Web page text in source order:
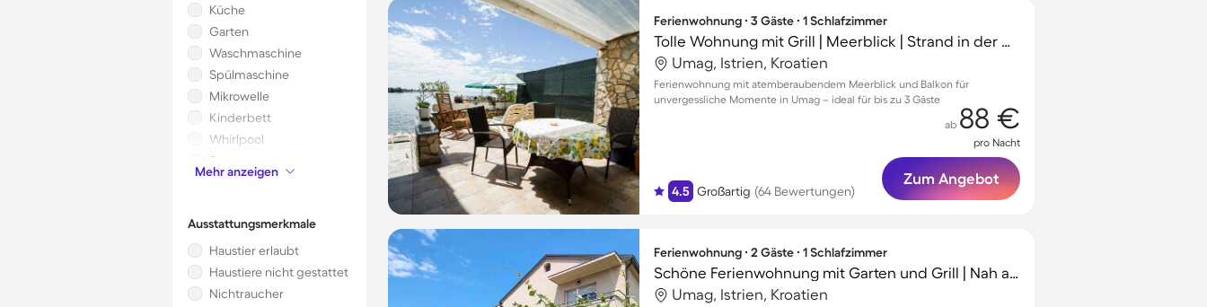
Küche
Garten
Waschmaschine
Spülmaschine
Mikrowelle
Kinderbett
Whirlpool
Sauna
Kamin/Ofen
Mehr anzeigen
Ausstattungsmerkmale
Haustier erlaubt
Haustiere nicht gestattet
Nichtraucher
Ferienwohnung ∙ 3 Gäste ∙ 1 Schlafzimmer
Tolle Wohnung mit Grill | Meerblick | Strand in der Nähe
Umag, Istrien, Kroatien
Ferienwohnung mit atemberaubendem Meerblick und Balkon für
unvergessliche Momente in Umag – ideal für bis zu 3 Gäste
4.5 Großartig (64 Bewertungen)
ab 88 €
pro Nacht
Zum Angebot
Ferienwohnung ∙ 2 Gäste ∙ 1 Schlafzimmer
Schöne Ferienwohnung mit Garten und Grill | Nah am Strand
Umag, Istrien, Kroatien